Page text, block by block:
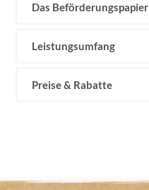
Das Beförderungspapier
Leistungsumfang
Preise & Rabatte